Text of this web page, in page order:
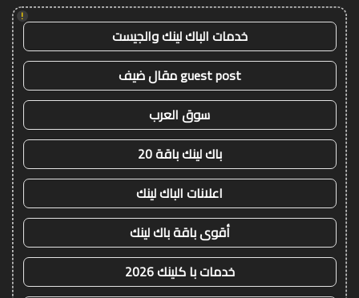
!
خدمات الباك لينك والجيست
guest post مقال ضيف
سوق العرب
باك لينك باقة 20
اعلانات الباك لينك
أقوى باقة باك لينك
خدمات با كلينك 2026